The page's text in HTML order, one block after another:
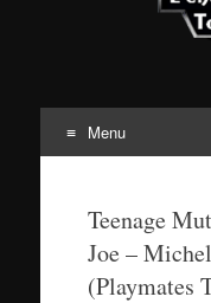
Menu
Teenage
Joe –
(Playmates